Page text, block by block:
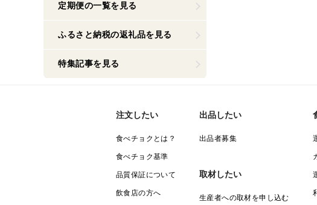
定期便の一覧を見る
ふるさと納税の返礼品を見る
特集記事を見る
注文したい
食べチョクとは？
食べチョク基準
品質保証について
飲食店の方へ
出品したい
出品者募集
取材したい
生産者への取材を申し込む